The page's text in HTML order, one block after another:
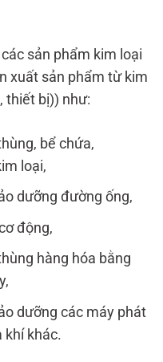
sản phẩm kim loại
xuất sản phẩm từ kim
thiết bị)) như:
bể chứa,
loại,
dưỡng đường ống,
động,
hàng hóa bằng
dưỡng các máy phát
khí khác.